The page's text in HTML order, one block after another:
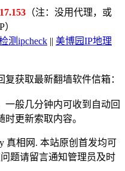
（注：没用代理，或
测ipcheck || 美博园IP地理
复获取最新翻墙软件信箱：
一般几分钟内可收到自动回
更新索取内容。
真相网. 本站原创首发均可
题请留言通知管理员及时